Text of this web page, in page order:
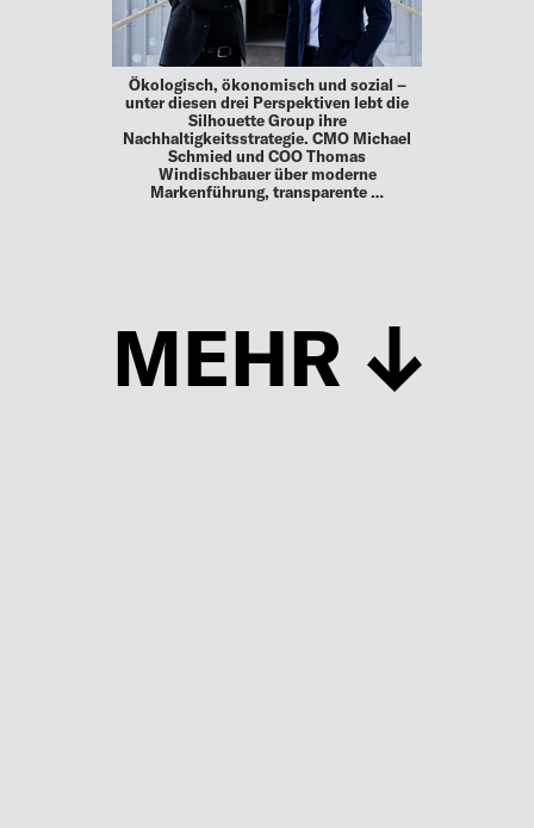
Ökologisch, ökonomisch und sozial –
unter diesen drei Perspektiven lebt die
Silhouette Group ihre
Nachhaltigkeitsstrategie. CMO Michael
Schmied und COO Thomas
Windischbauer über moderne
Markenführung, transparente …
MEHR